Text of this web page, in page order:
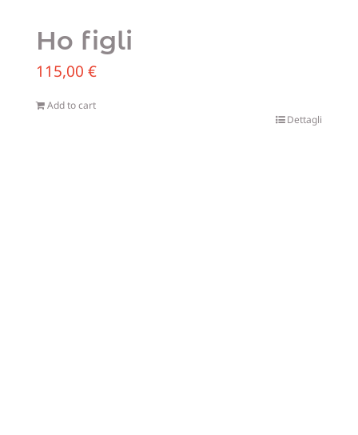
Ho figli
115,00 €
Add to cart
Dettagli